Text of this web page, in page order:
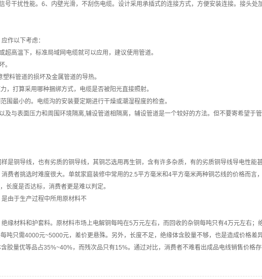
号干扰性能。6、内壁光滑，不刮伤电缆。设计采用承插式的连接方式，方便安装连接。接头处
作以下考虑：
高温下，标准局域网电缆就可以应用，建议使用管道。
。
料管道的损坏及金属管道的导热。
，打算采用哪种捆绑方式，电缆是否被阳光直接照射。
围最小的。电缆沟的安装要定期进行干燥或潮湿程度的检查。
及与表面压力和周围环境隔离,辅设管道相隔离，辅设管道是一个较好的方法。但不要寄希望于
是铜导线，也有劣质的铜导线，其铜芯选用再生铜，含有许多杂质，有的劣质铜导线导电性能
费者挑选时难度很大。单就家庭装修中常用的2.5平方毫米和4平方毫米两种铜芯线的价格而言
长度是否达标，消费者更是难以判定。
由于生产过程中所用原材料不
缘材料和护套料。原材料市场上电解铜每吨在5万元左右，而回收的杂铜每吨只有4万元左右；
吨只需4000元~5000元，差价更悬殊。另外，长度不足，绝缘体含胶量不够，也是造成价格差
胶量优等品占35%~40%，而残次品只有15%。通过对比，消费者不难看出成品电线销售价格